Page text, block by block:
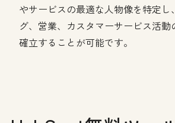
やサービスの最適な人物像を特定し
グ、営業、カスタマーサービス活動
確立することが可能です。